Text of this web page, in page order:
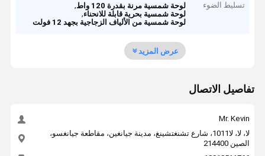
تسليط الضوء لوحة شمسية مرنة بقدرة 120 واط
,
لوحة شمسية بحرية قابلة للانحناء,
لوحة شمسية من الألياف الزجاجية بجهد 12 فولت
عرض المزيد
تفاصيل الاتصال
Mr. Kevin
لا، لا، لا1011، شارع تشنغتشينغ، مدينة جيانغين، مقاطعة جيانغسو،
الصين 214400